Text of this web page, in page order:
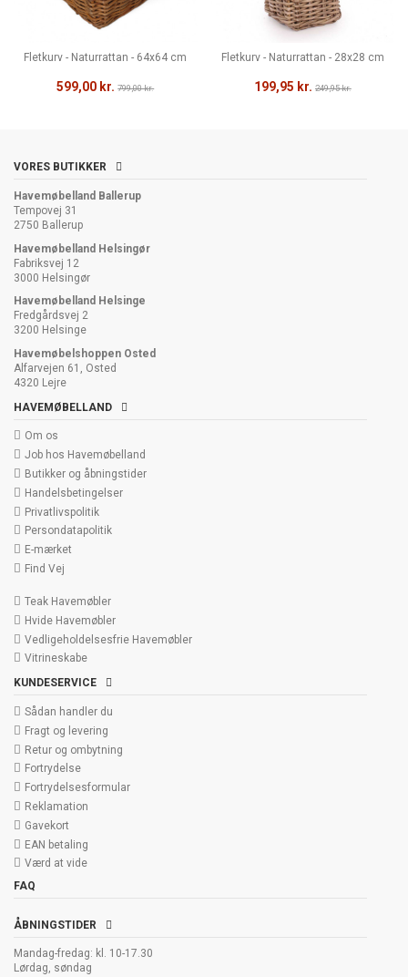
Fletkurv - Naturrattan - 64x64 cm
599,00 kr. 799,00 kr.
Fletkurv - Naturrattan - 28x28 cm
199,95 kr. 249,95 kr.
VORES BUTIKKER
Havemøbelland Ballerup
Tempovej 31
2750 Ballerup
Havemøbelland Helsingør
Fabriksvej 12
3000 Helsingør
Havemøbelland Helsinge
Fredgårdsvej 2
3200 Helsinge
Havemøbelshoppen Osted
Alfarvejen 61, Osted
4320 Lejre
HAVEMØBELLAND
Om os
Job hos Havemøbelland
Butikker og åbningstider
Handelsbetingelser
Privatlivspolitik
Persondatapolitik
E-mærket
Find Vej
Teak Havemøbler
Hvide Havemøbler
Vedligeholdelsesfrie Havemøbler
Vitrineskabe
KUNDESERVICE
Sådan handler du
Fragt og levering
Retur og ombytning
Fortrydelse
Fortrydelsesformular
Reklamation
Gavekort
EAN betaling
Værd at vide
FAQ
ÅBNINGSTIDER
Mandag-fredag: kl. 10-17.30
Lørdag, søndag